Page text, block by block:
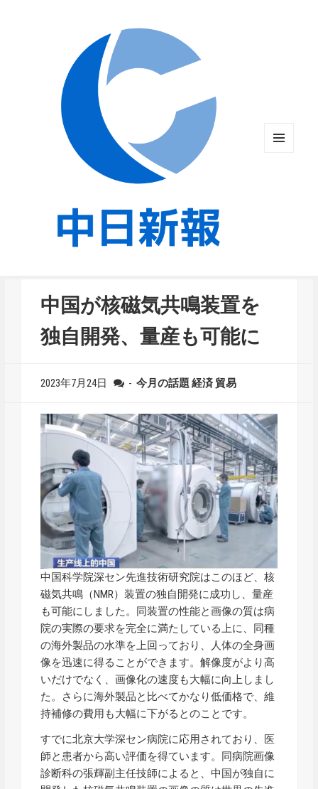
中国が核磁気共鳴装置を
独自開発、量産も可能に
2023年7月24日 - 今月の話題 経済 貿易
中国科学院深セン先進技術研究院はこのほど、核
磁気共鳴（NMR）装置の独自開発に成功し、量産
も可能にしました。同装置の性能と画像の質は病
院の実際の要求を完全に満たしている上に、同種
の海外製品の水準を上回っており、人体の全身画
像を迅速に得ることができます。解像度がより高
いだけでなく、画像化の速度も大幅に向上しまし
た。さらに海外製品と比べてかなり低価格で、維
持補修の費用も大幅に下がるとのことです。
すでに北京大学深セン病院に応用されており、医
師と患者から高い評価を得ています。同病院画像
診断科の張輝副主任技師によると、中国が独自に